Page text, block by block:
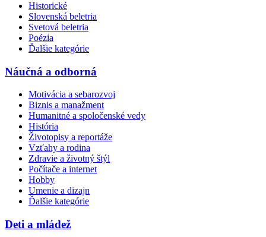
Historické
Slovenská beletria
Svetová beletria
Poézia
Ďalšie kategórie
Náučná a odborná
Motivácia a sebarozvoj
Biznis a manažment
Humanitné a spoločenské vedy
História
Životopisy a reportáže
Vzťahy a rodina
Zdravie a životný štýl
Počítače a internet
Hobby
Umenie a dizajn
Ďalšie kategórie
Deti a mládež